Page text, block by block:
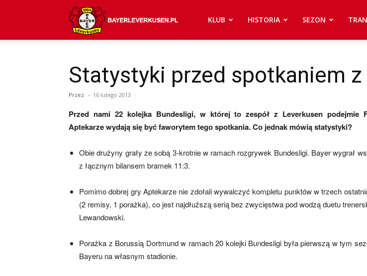
KLUB HISTORIA SEZON
Statystyki przed spotkaniem z
Przez - 16 lutego 2013
Przed nami 22 kolejka Bundesligi, w której to zespół z Leverkusen podejmie
Aptekarze wydają się być faworytem tego spotkania. Co jednak mówią statystyki?
Obie drużyny grały ze sobą 3-krotnie w ramach rozgrywek Bundesligi. Bayer wygrał
z łącznym bilansem bramek 11:3.
Pomimo dobrej gry Aptekarze nie zdołali wywalczyć kompletu punktów w trzech
(2 remisy, 1 porażka), co jest najdłuższą serią bez zwycięstwa pod wodzą duetu
Lewandowski.
Porażka z Borussią Dortmund w ramach 20 kolejki Bundesligi była pierwszą w tym
Bayeru na własnym stadionie.